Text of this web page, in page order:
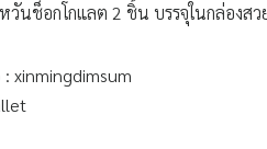
นช็อกโกแลต 2 ชิ้น บรรจุในกล่องส
xinmingdimsum